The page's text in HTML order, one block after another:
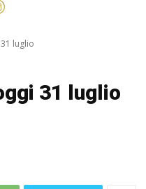
luglio
31 luglio